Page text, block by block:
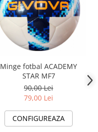
Minge fotbal ACADEMY
STAR MF7
90,00 Lei
79,00 Lei
CONFIGUREAZA